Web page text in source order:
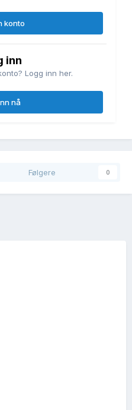
konto
inn
Logg inn her.
nå
Følgere 0